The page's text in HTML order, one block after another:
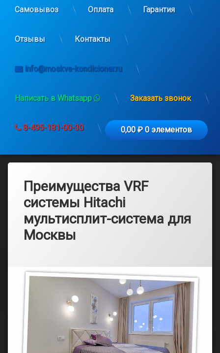
Самовывоз Оплата Гарантия
Отзывы Контакты
info@moskva-kondicioner.ru
Написать в Whatsapp Заказать звонок
8-495-181-00-30 0,00 ₽0 элементов
Преимущества VRF
системы Hitachi
мультисплит-система для
Москвы